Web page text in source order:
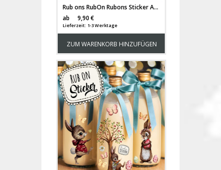
Rub ons RubOn Rubons Sticker Aufkleber DIY Teelichter selbst gestalten Windlicht Ostern Easter Reh Häschen Waschbär Fuchs Baum rb19
ab
9,90 €
Lieferzeit: 1-3 Werktage
ZUM WARENKORB HINZUFÜGEN